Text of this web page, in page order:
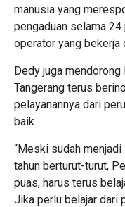
manusia yang
pengaduan selama
operator yang bekerja
Dedy juga mendorong
Tangerang terus
pelayanannya dari
baik.
“Meski sudah
tahun berturut-turut,
puas, harus terus
Jika perlu belajar dari